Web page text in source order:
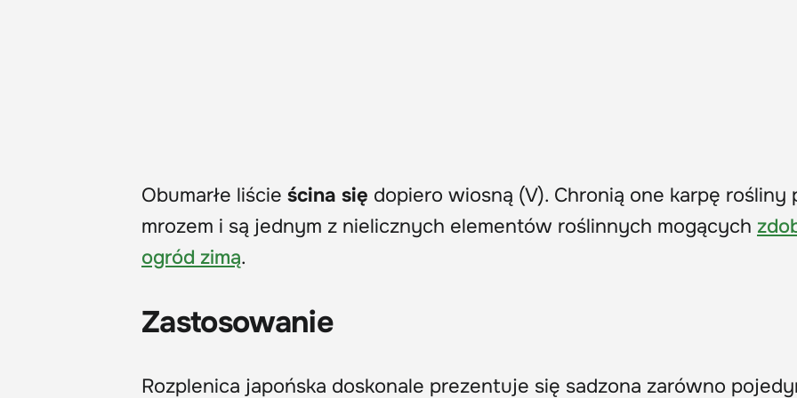
Obumarłe liście ścina się dopiero wiosną (V). Chronią one karpę rośliny
mrozem i są jednym z nielicznych elementów roślinnych mogących
ogród zimą.
Zastosowanie
Rozplenica japońska doskonale prezentuje się sadzona zarówno